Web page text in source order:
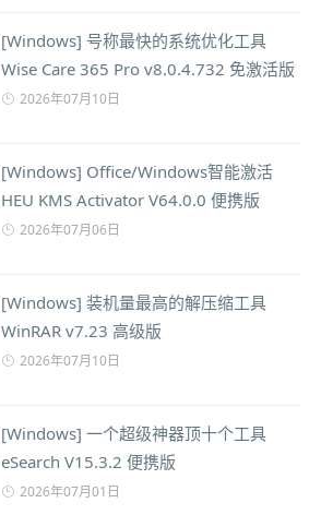
[Windows] 号称最快的系统优化工具
Wise Care 365 Pro v8.0.4.732 免激活版
2026年07月10日
[Windows] Office/Windows智能激活
HEU KMS Activator V64.0.0 便携版
2026年07月06日
[Windows] 装机量最高的解压缩工具
WinRAR v7.23 高级版
2026年07月10日
[Windows] 一个超级神器顶十个工具
eSearch V15.3.2 便携版
2026年07月01日